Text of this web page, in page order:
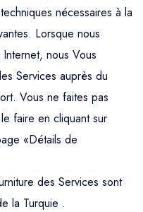
nécessaires à la
Lorsque nous
nous Vous
Services auprès du
Vous ne faites pas
faire en cliquant sur
«Détails de
des Services sont
la Turquie .